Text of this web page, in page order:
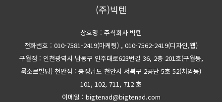
(주)빅텐
상호명 : 주식회사 빅텐
전화번호 : 010-7581-2419(마케팅) , 010-7562-2419(디자인,웹)
구월점 : 인천광역시 남동구 인주대로623번길 36, 2층 201호(구월동,
룩소르빌딩) 천안점 : 충정남도 천안시 서북구 2공단 5호 52(차암동)
101, 102, 711, 712 호
이메일 : bigtenad@bigtenad.com